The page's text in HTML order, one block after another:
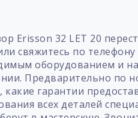
Erisson 32 LET 20
свяжитесь по
оборудованием и
Предварительно по
какие гарантии
всех деталей